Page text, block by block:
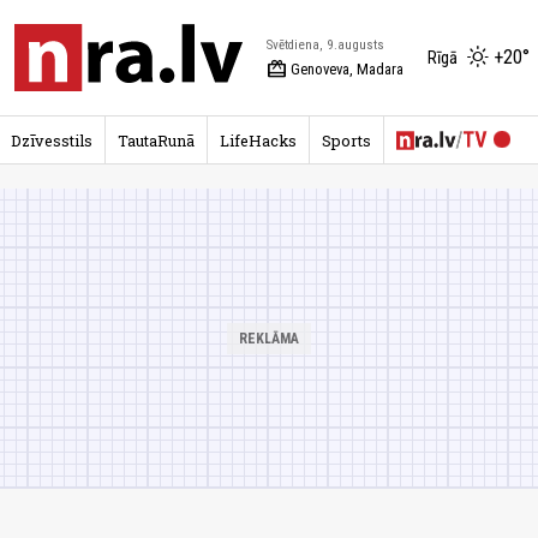
Svētdiena, 9.augusts
redeem Genoveva, Madara
Rīgā +20°
Dzīvesstils TautaRunā LifeHacks Sports